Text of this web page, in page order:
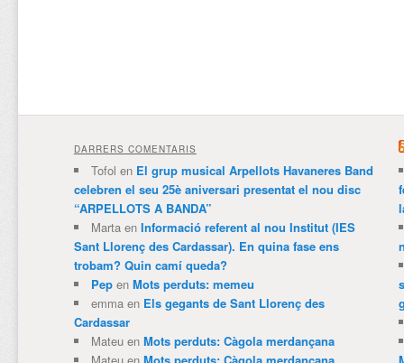
DARRERS COMENTARIS
Tofol en El grup musical Arpellots Havaneres Band
celebren el seu 25è aniversari presentat el nou disc
“ARPELLOTS A BANDA”
Martaen Informació referent al nou Institut (IES
Sant Llorenç des Cardassar). En quina fase ens
trobam? Quin camí queda?
Pepen Mots perduts: memeu
emmaen Els gegants de Sant Llorenç des
Cardassar
Mateuen Mots perduts: Càgola merdançana